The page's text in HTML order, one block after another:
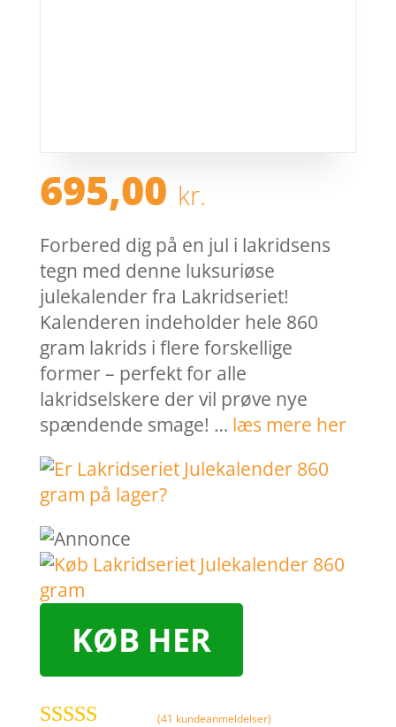
695,00 kr.
Forbered dig på en jul i lakridsens
tegn med denne luksuriøse
julekalender fra Lakridseriet!
Kalenderen indeholder hele 860
gram lakrids i flere forskellige
former – perfekt for alle
lakridselskere der vil prøve nye
spændende smage! … læs mere her
KØB HER
(41 kundeanmeldelser)